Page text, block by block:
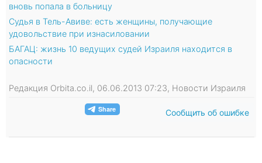
вновь попала в больницу
Судья в Тель-Авиве: есть женщины, получающие
удовольствие при изнасиловании
БАГАЦ: жизнь 10 ведущих судей Израиля находится в
опасности
Редакция Orbita.co.il, 06.06.2013 07:23, Новости Израиля
Сообщить об ошибке